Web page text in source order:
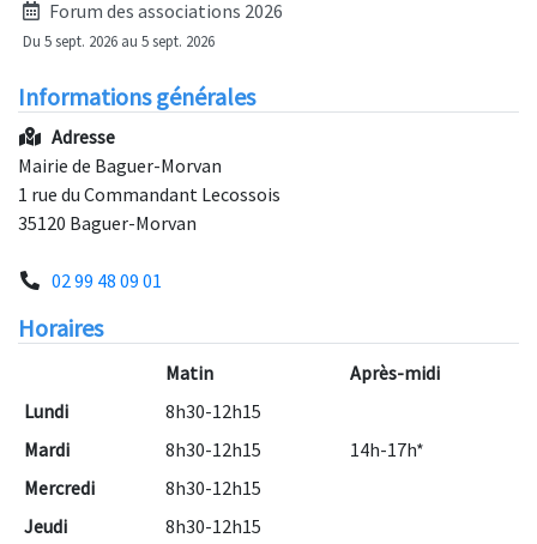
Forum des associations 2026
Du 5 sept. 2026 au 5 sept. 2026
Informations générales
Adresse
Mairie de Baguer-Morvan
1 rue du Commandant Lecossois
35120 Baguer-Morvan
02 99 48 09 01
Horaires
Matin
Après-midi
Lundi
8h30-12h15
Mardi
8h30-12h15
14h-17h*
Mercredi
8h30-12h15
Jeudi
8h30-12h15